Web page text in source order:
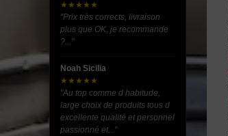
★★★★★
"Prix très corrects, livraison
plus que OK, je recommande
?..."
Noah Sicilia
★★★★★
"Au top comme d habitude,
large choix de produits tous d
excellente qualité et personnel
passionné et..."